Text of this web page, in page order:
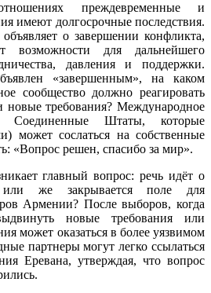
преждевременные и
имеют долгосрочные последствия.
объявляет о завершении конфликта,
возможности для дальнейшего
давления и поддержки.
«завершенным», на каком
сообщество должно реагировать
новые требования? Международное
Соединенные Штаты, которые
может сослаться на собственные
«Вопрос решен, спасибо за мир».
главный вопрос: речь идёт о
или же закрывается поле для
Армении? После выборов, когда
новые требования или
может оказаться в более уязвимом
партнеры могут легко ссылаться
Еревана, утверждая, что вопрос